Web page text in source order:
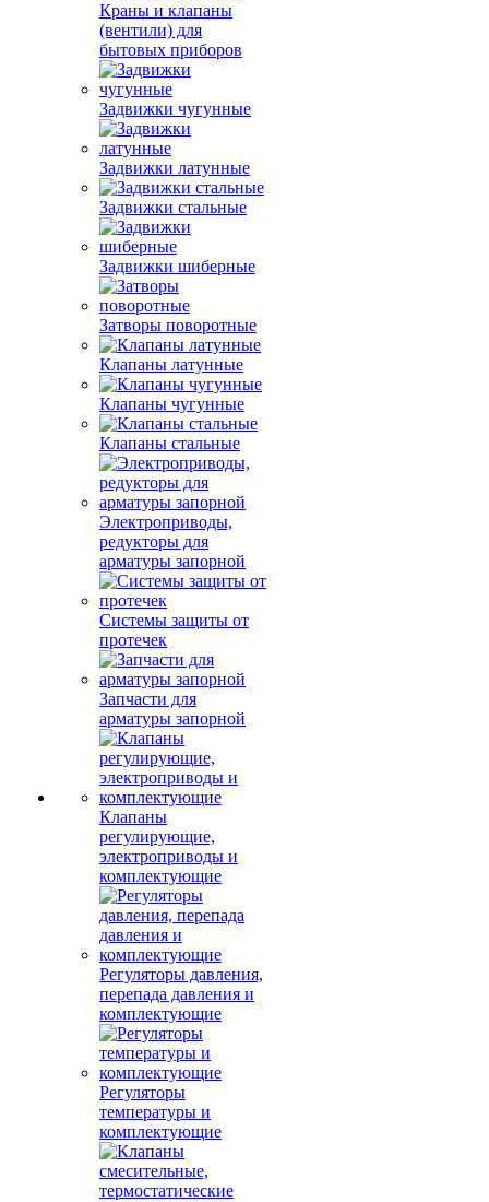
Краны и клапаны
(вентили) для
бытовых приборов
Задвижки чугунные
Задвижки латунные
Задвижки стальные
Задвижки шиберные
Затворы поворотные
Клапаны латунные
Клапаны чугунные
Клапаны стальные
Электроприводы,
редукторы для
арматуры запорной
Системы защиты от
протечек
Запчасти для
арматуры запорной
Клапаны
регулирующие,
электроприводы и
комплектующие
Регуляторы давления,
перепада давления и
комплектующие
Регуляторы
температуры и
комплектующие